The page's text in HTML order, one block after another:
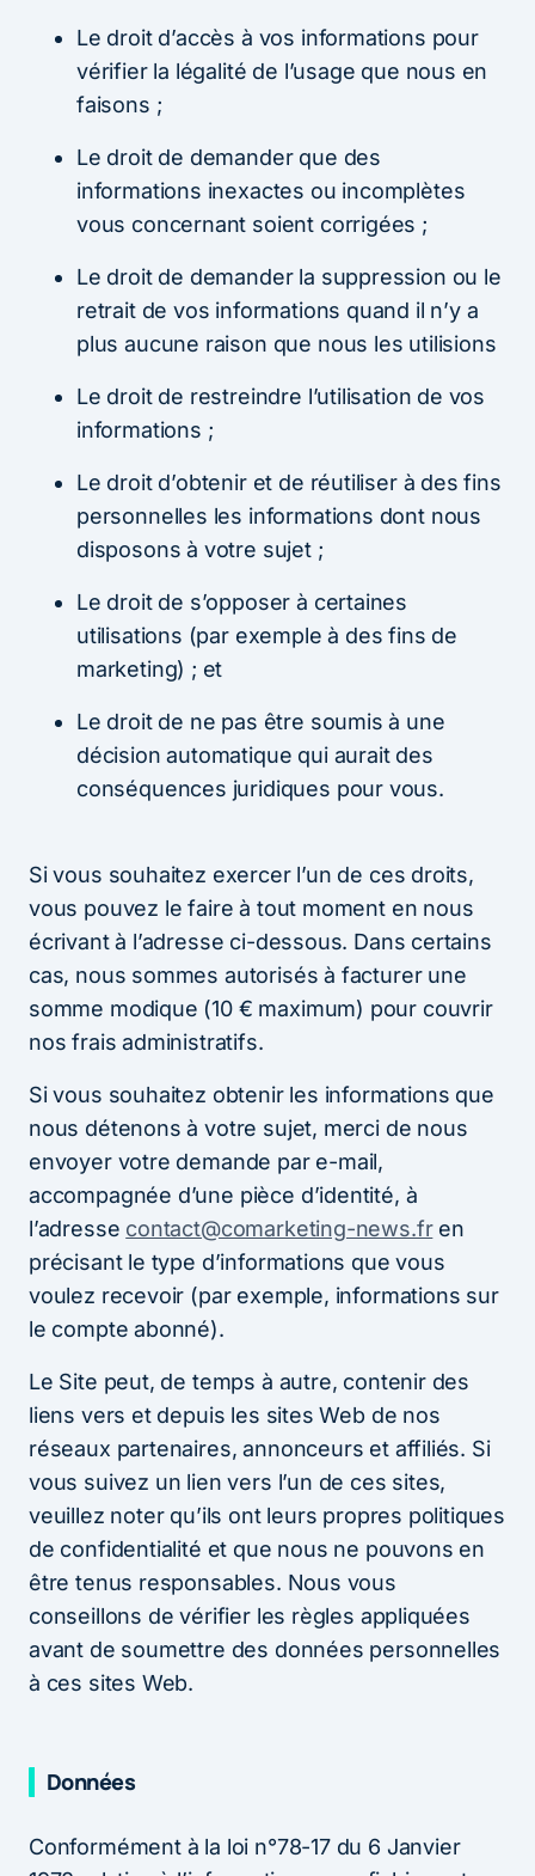
Le droit d’accès à vos informations pour
vérifier la légalité de l’usage que nous en
faisons ;
Le droit de demander que des
informations inexactes ou incomplètes
vous concernant soient corrigées ;
Le droit de demander la suppression ou le
retrait de vos informations quand il n’y a
plus aucune raison que nous les utilisions
Le droit de restreindre l’utilisation de vos
informations ;
Le droit d’obtenir et de réutiliser à des fins
personnelles les informations dont nous
disposons à votre sujet ;
Le droit de s’opposer à certaines
utilisations (par exemple à des fins de
marketing) ; et
Le droit de ne pas être soumis à une
décision automatique qui aurait des
conséquences juridiques pour vous.
Si vous souhaitez exercer l’un de ces droits,
vous pouvez le faire à tout moment en nous
écrivant à l’adresse ci-dessous. Dans certains
cas, nous sommes autorisés à facturer une
somme modique (10 € maximum) pour couvrir
nos frais administratifs.
Si vous souhaitez obtenir les informations que
nous détenons à votre sujet, merci de nous
envoyer votre demande par e-mail,
accompagnée d’une pièce d’identité, à
l’adresse contact@comarketing-news.fren
précisant le type d’informations que vous
voulez recevoir (par exemple, informations sur
le compte abonné).
Le Site peut, de temps à autre, contenir des
liens vers et depuis les sites Web de nos
réseaux partenaires, annonceurs et affiliés. Si
vous suivez un lien vers l’un de ces sites,
veuillez noter qu’ils ont leurs propres politiques
de confidentialité et que nous ne pouvons en
être tenus responsables. Nous vous
conseillons de vérifier les règles appliquées
avant de soumettre des données personnelles
à ces sites Web.
Données
Conformément à la loi n°78-17 du 6 Janvier